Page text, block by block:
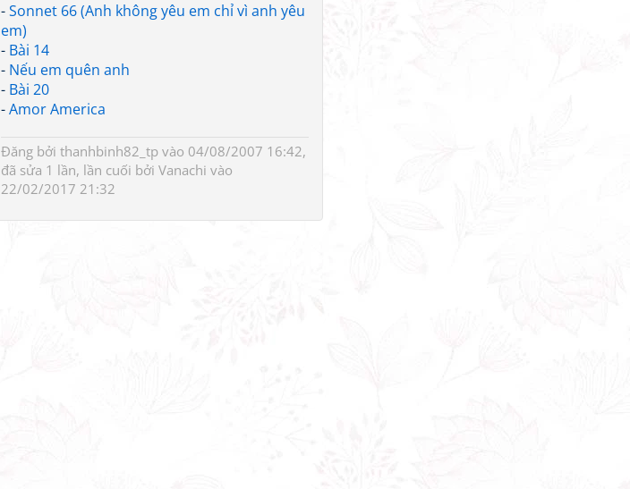
-Sonnet 66 (Anh không yêu em chỉ vì anh yêu
em)
- Bài 14
- Nếu em quên anh
- Bài 20
-Amor America
Đăng bởi thanhbinh82_tp vào 04/08/2007 16:42,
đã sửa 1 lần, lần cuối bởi Vanachi vào
22/02/2017 21:32